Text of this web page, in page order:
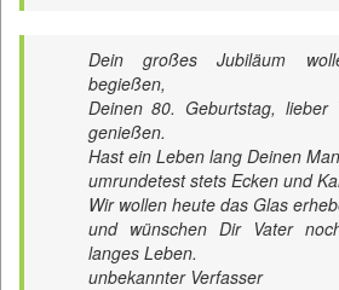
Dein großes Jubiläum
begießen,
Deinen 80. Geburtstag, lieber
genießen.
Hast ein Leben lang Deinen
umrundetest stets Ecken und
Wir wollen heute das Glas
und wünschen Dir Vater
langes Leben.
unbekannter Verfasser